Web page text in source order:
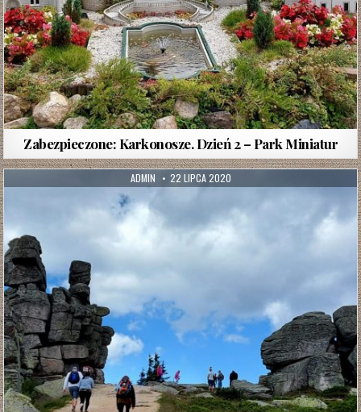
Zabezpieczone: Karkonosze. Dzień 2 – Park Miniatur
AUTHOR:
ADMIN PUBLISHED
DATE:
22 LIPCA 2020